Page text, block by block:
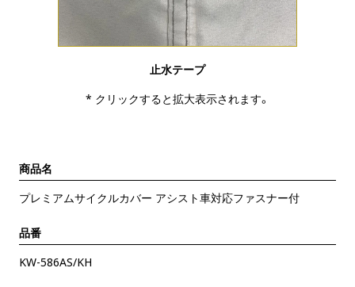
止水テープ
* クリックすると拡大表示されます。
商品名
プレミアムサイクルカバー アシスト車対応ファスナー付
品番
KW-586AS/KH